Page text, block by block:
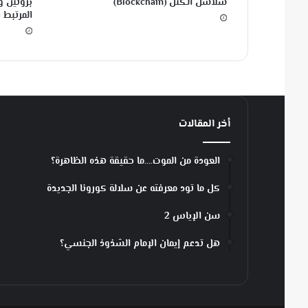
ا
ن
ز
و
ح
س
س
أخر المقالات
العودة من الموت….ما حقيقة هذه الظاهرة؟
كل ما تود معرفته عن سلالة كورونا الجديدة
سن الإياس 2
هل تدعم إيمان الإمام الشذوذ الجنسي؟